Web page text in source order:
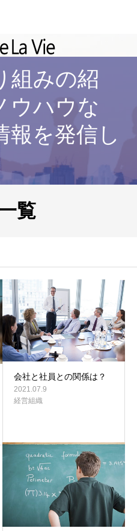
組みの紹
ウハウな
報を発信し
覧
会社と社員との関係は？
2021.07.9
経営組織